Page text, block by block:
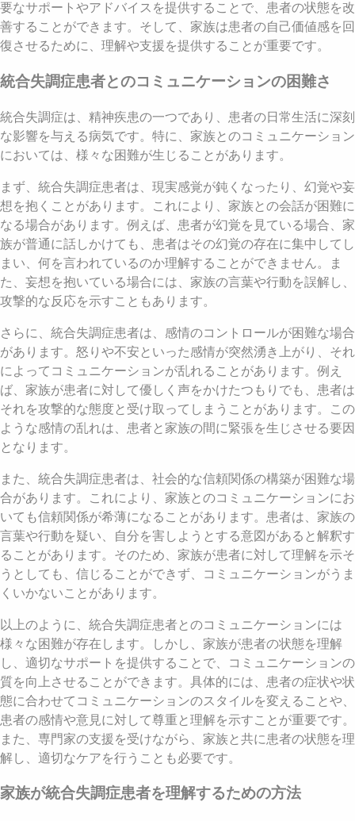
要なサポートやアドバイスを提供することで、患者の状態を改
善することができます。そして、家族は患者の自己価値感を回
復させるために、理解や支援を提供することが重要です。
統合失調症患者とのコミュニケーションの困難さ
統合失調症は、精神疾患の一つであり、患者の日常生活に深刻
な影響を与える病気です。特に、家族とのコミュニケーション
においては、様々な困難が生じることがあります。
まず、統合失調症患者は、現実感覚が鈍くなったり、幻覚や妄
想を抱くことがあります。これにより、家族との会話が困難に
なる場合があります。例えば、患者が幻覚を見ている場合、家
族が普通に話しかけても、患者はその幻覚の存在に集中してし
まい、何を言われているのか理解することができません。ま
た、妄想を抱いている場合には、家族の言葉や行動を誤解し、
攻撃的な反応を示すこともあります。
さらに、統合失調症患者は、感情のコントロールが困難な場合
があります。怒りや不安といった感情が突然湧き上がり、それ
によってコミュニケーションが乱れることがあります。例え
ば、家族が患者に対して優しく声をかけたつもりでも、患者は
それを攻撃的な態度と受け取ってしまうことがあります。この
ような感情の乱れは、患者と家族の間に緊張を生じさせる要因
となります。
また、統合失調症患者は、社会的な信頼関係の構築が困難な場
合があります。これにより、家族とのコミュニケーションにお
いても信頼関係が希薄になることがあります。患者は、家族の
言葉や行動を疑い、自分を害しようとする意図があると解釈す
ることがあります。そのため、家族が患者に対して理解を示そ
うとしても、信じることができず、コミュニケーションがうま
くいかないことがあります。
以上のように、統合失調症患者とのコミュニケーションには
様々な困難が存在します。しかし、家族が患者の状態を理解
し、適切なサポートを提供することで、コミュニケーションの
質を向上させることができます。具体的には、患者の症状や状
態に合わせてコミュニケーションのスタイルを変えることや、
患者の感情や意見に対して尊重と理解を示すことが重要です。
また、専門家の支援を受けながら、家族と共に患者の状態を理
解し、適切なケアを行うことも必要です。
家族が統合失調症患者を理解するための方法